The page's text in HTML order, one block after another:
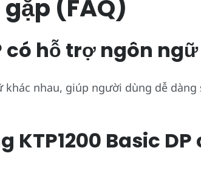
(FAQ)
có hỗ trợ ngôn
nhau, giúp người dùng dễ dàng
KTP1200 Basic